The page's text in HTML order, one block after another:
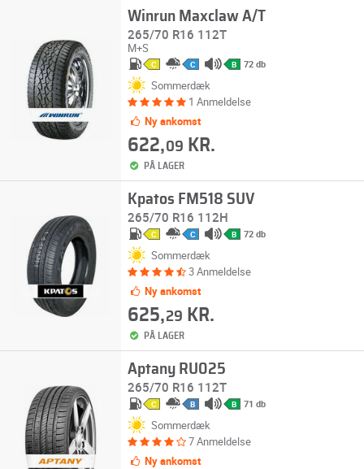
Winrun Maxclaw A/T
265/70 R16 112T
M+S
C C B 72 db
Sommerdæk
1 Anmeldelse
Ny ankomst
622,09 KR.
PÅ LAGER
Kpatos FM518 SUV
265/70 R16 112H
C C B 72 db
Sommerdæk
3 Anmeldelse
Ny ankomst
625,29 KR.
PÅ LAGER
Aptany RU025
265/70 R16 112T
C B B 71 db
Sommerdæk
7 Anmeldelse
Ny ankomst